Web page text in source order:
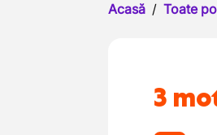
Acasă / Toate
3